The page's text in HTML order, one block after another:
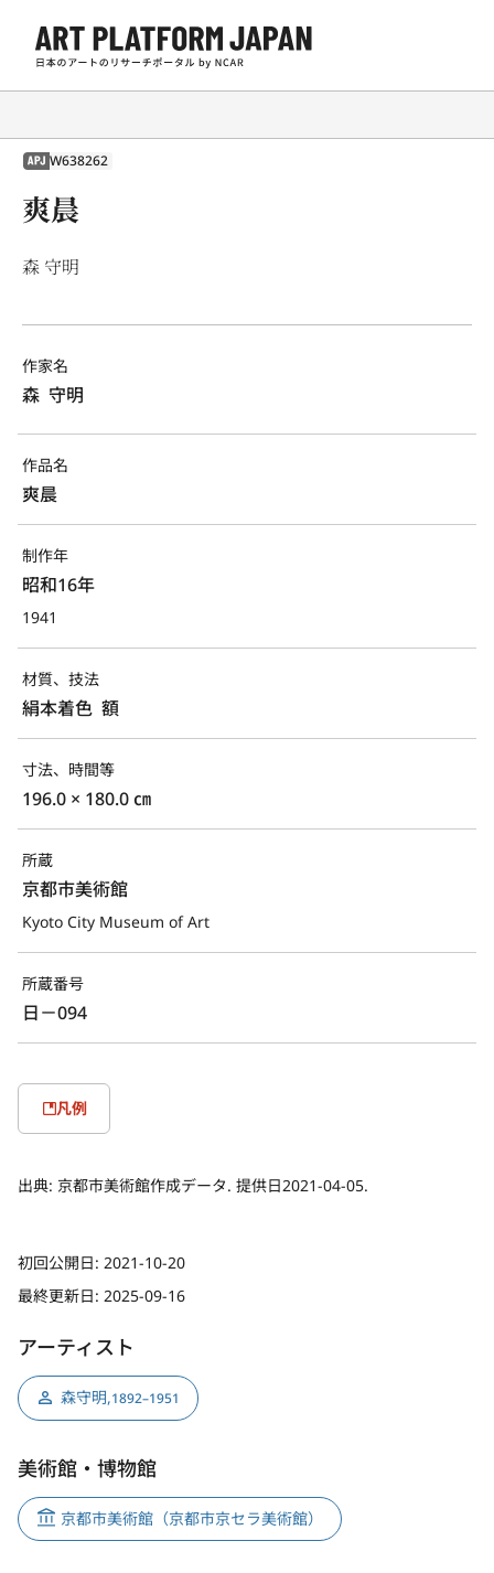
APJ W638262
爽晨
森 守明
作家名
森  守明
作品名
爽晨
制作年
昭和16年
1941
材質、技法
絹本着色  額
寸法、時間等
196.0 × 180.0 ㎝
所蔵
京都市美術館
Kyoto City Museum of Art
所蔵番号
日－094
凡例
出典: 京都市美術館作成データ. 提供日2021-04-05.
初回公開日: 2021-10-20
最終更新日: 2025-09-16
アーティスト
森守明,1892–1951
美術館・博物館
京都市美術館（京都市京セラ美術館）